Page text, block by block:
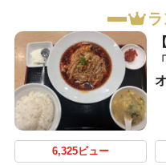
6,325ビュー